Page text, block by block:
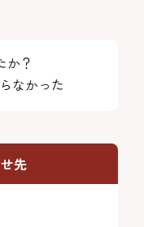
か？
なかった
先